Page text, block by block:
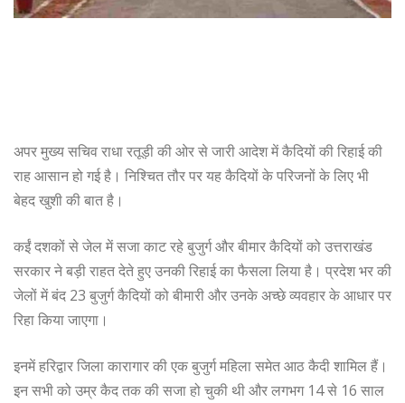
अपर मुख्य सचिव राधा रतूड़ी की ओर से जारी आदेश में कैदियों की रिहाई की
राह आसान हो गई है। निश्चित तौर पर यह कैदियों के परिजनों के लिए भी
बेहद खुशी की बात है।
कईं दशकों से जेल में सजा काट रहे बुजुर्ग और बीमार कैदियों को उत्तराखंड
सरकार ने बड़ी राहत देते हुए उनकी रिहाई का फैसला लिया है। प्रदेश भर की
जेलों में बंद 23 बुजुर्ग कैदियों को बीमारी और उनके अच्छे व्यवहार के आधार पर
रिहा किया जाएगा।
इनमें हरिद्वार जिला कारागार की एक बुजुर्ग महिला समेत आठ कैदी शामिल हैं।
इन सभी को उम्र कैद तक की सजा हो चुकी थी और लगभग 14 से 16 साल